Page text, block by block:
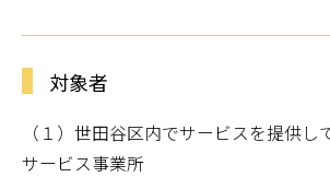
対象者
（１）世田谷区内でサービスを提供し
サービス事業所